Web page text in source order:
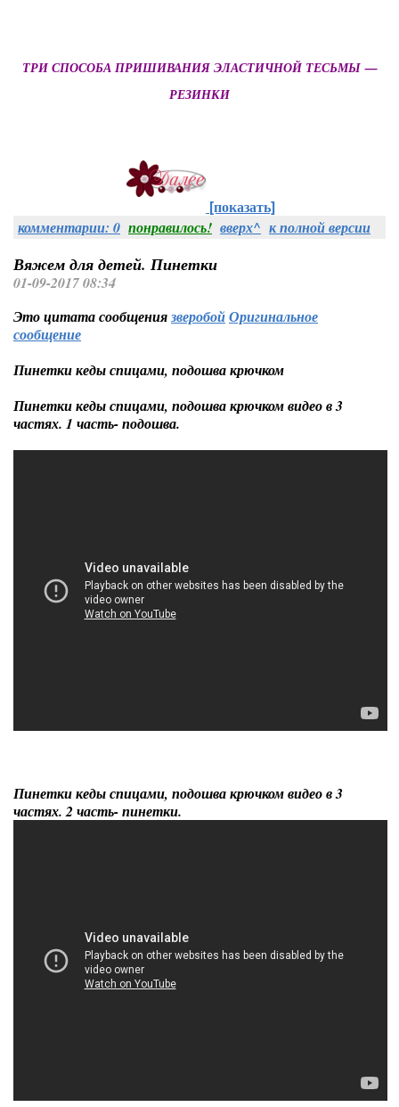
ТРИ СПОСОБА ПРИШИВАНИЯ ЭЛАСТИЧНОЙ ТЕСЬМЫ —
РЕЗИНКИ
[показать]
комментарии: 0 понравилось! вверх^ к полной версии
Вяжем для детей. Пинетки
01-09-2017 08:34
Это цитата сообщениязверобойОригинальное
сообщение
Пинетки кеды спицами, подошва крючком
Пинетки кеды спицами, подошва крючком видео в 3
частях. 1 часть- подошва.
Пинетки кеды спицами, подошва крючком видео в 3
частях. 2 часть- пинетки.